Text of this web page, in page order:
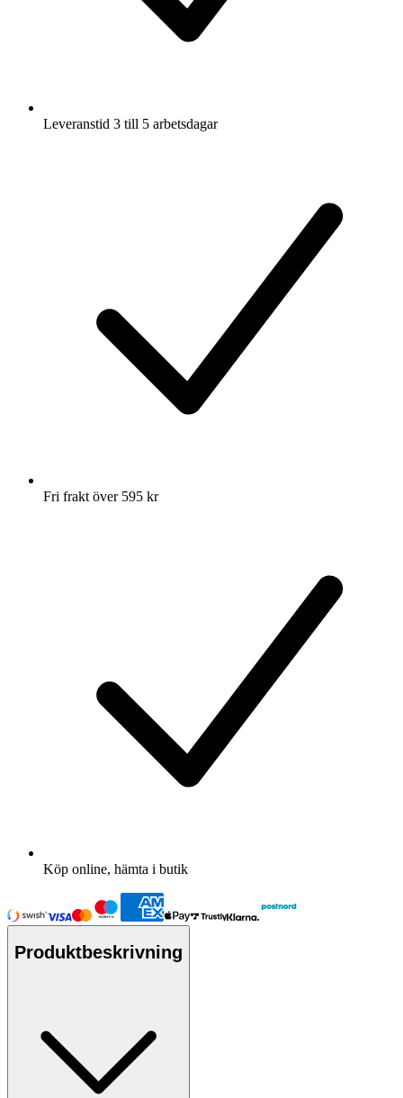
Leveranstid 3 till 5 arbetsdagar
Fri frakt över 595 kr
Köp online, hämta i butik
Produktbeskrivning